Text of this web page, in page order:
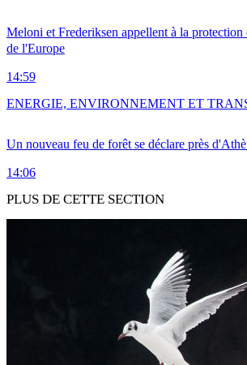
Meloni et Frederiksen appellent à la protection
de l'Europe
14:59
Un nouveau feu de forêt se déclare près
14:06
ENERGIE, ENVIRONNEMENT ET
PLUS DE CETTE SECTION